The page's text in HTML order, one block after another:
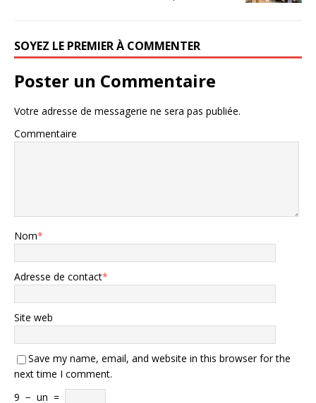
SOYEZ LE PREMIER À COMMENTER
Poster un Commentaire
Votre adresse de messagerie ne sera pas publiée.
Commentaire
Nom*
Adresse de contact*
Site web
Save my name, email, and website in this browser for the
next time I comment.
9 − un =